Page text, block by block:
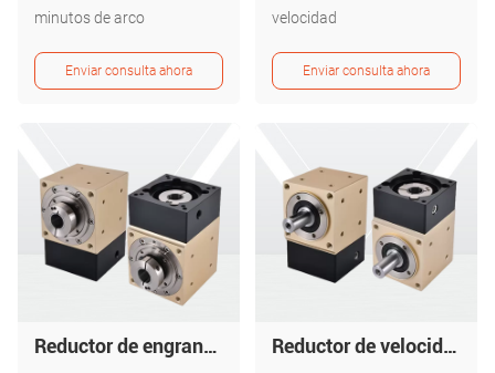
minutos de arco
Enviar consulta ahora
velocidad
Enviar consulta ahora
Reductor de engranajes en ángulo recto de salida de un solo orificio - Serie PZB Reductor de velocidad de ángulo recto de salida de un solo eje - Serie PZH